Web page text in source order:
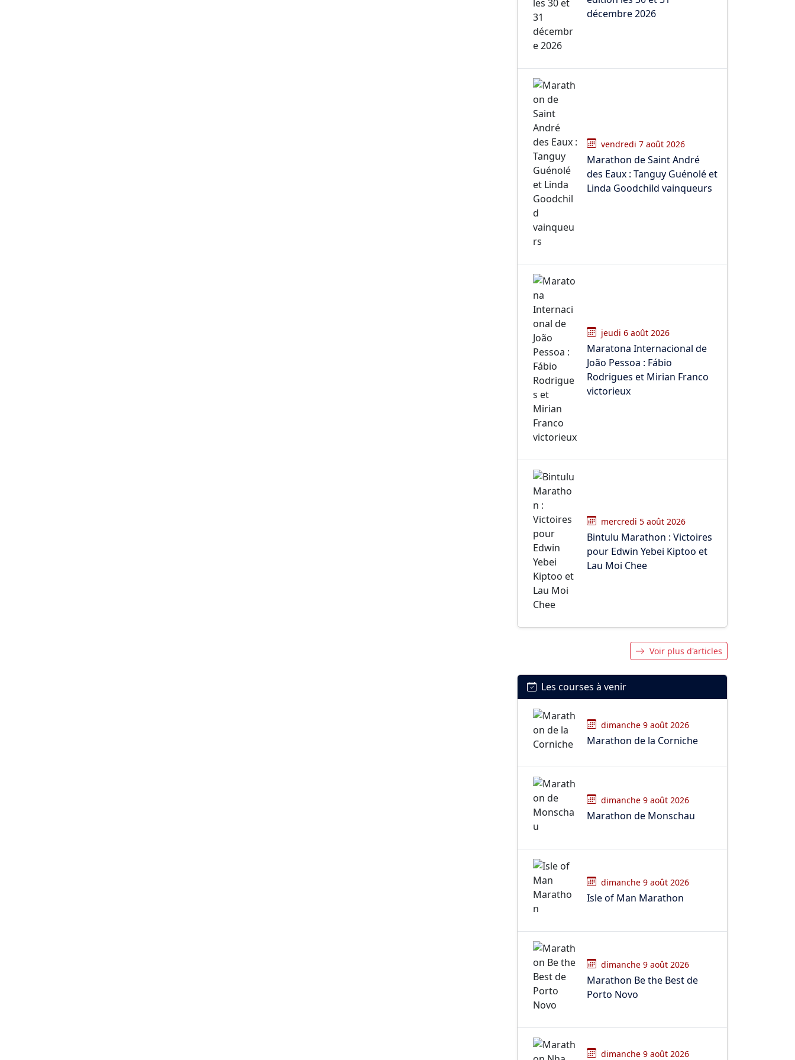
décembre 2026
vendredi 7 août 2026
Marathon de Saint André
des Eaux : Tanguy Guénolé et
Linda Goodchild vainqueurs
jeudi 6 août 2026
Maratona Internacional de
João Pessoa : Fábio
Rodrigues et Mirian Franco
victorieux
mercredi 5 août 2026
Bintulu Marathon : Victoires
pour Edwin Yebei Kiptoo et
Lau Moi Chee
Voir plus d'articles
Les courses à venir
dimanche 9 août 2026
Marathon de la Corniche
dimanche 9 août 2026
Marathon de Monschau
dimanche 9 août 2026
Isle of Man Marathon
dimanche 9 août 2026
Marathon Be the Best de
Porto Novo
dimanche 9 août 2026